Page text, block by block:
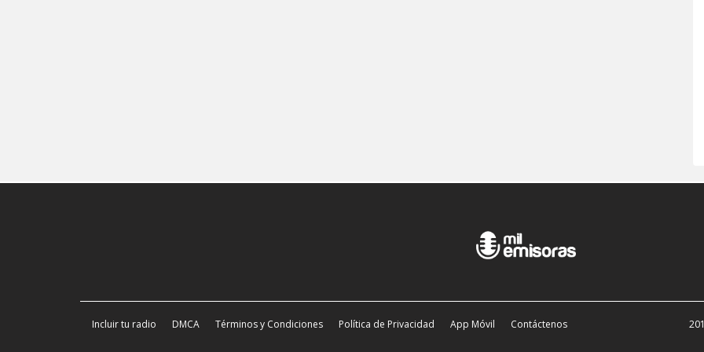
Incluir tu radio DMCA Términos y Condiciones Política de Privacidad App Móvil Contáctenos